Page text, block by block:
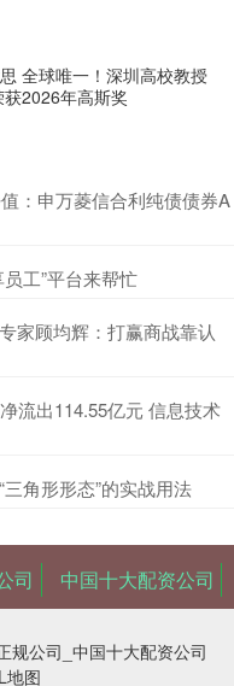
全球唯一！深圳高校教授
2026年高斯奖
：申万菱信合利纯债债券A
工”平台来帮忙
家顾均辉：打赢商战靠认
流出114.55亿元 信息技术
角形形态”的实战用法
司 中国十大配资公司
规公司_中国十大配资公司
地图